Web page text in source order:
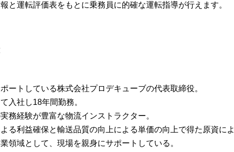
と運転評価表をもとに乗務員に的確な運転指導が行えます。
ートしている株式会社プロデキューブの代表取締役。
入社し18年間勤務。
務経験が豊富な物流インストラクター。
る利益確保と輸送品質の向上による単価の向上で得た原資によ
領域として、現場を親身にサポートしている。